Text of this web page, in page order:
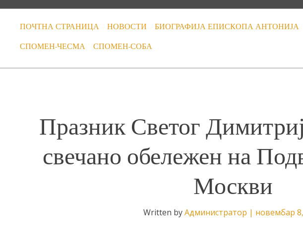
ПОЧТНА СТРАНИЦА НОВОСТИ БИОГРАФИЈА ЕПИСКОПА АНТОНИЈА
СПОМЕН-ЧЕСМА СПОМЕН-СОБА
Празник Светог
свечано обележен на
Москви
Written byАдминистратор | новембар